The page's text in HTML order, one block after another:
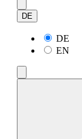
DE
DE
EN